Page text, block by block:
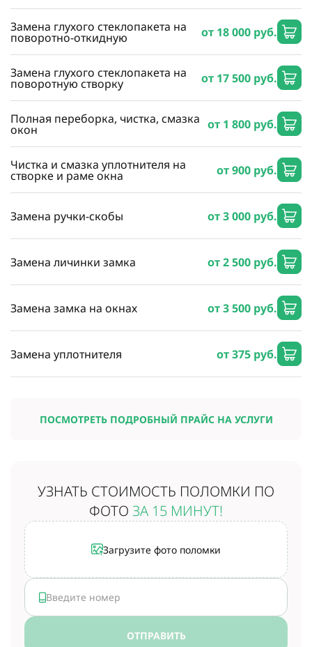
Замена глухого стеклопакета на
поворотно-откидную от 18 000 руб.
Замена глухого стеклопакета на
поворотную створку от 17 500 руб.
Полная переборка, чистка, смазка
окон от 1 800 руб.
Чистка и смазка уплотнителя на
створке и раме окна от 900 руб.
Замена ручки-скобы от 3 000 руб.
Замена личинки замка от 2 500 руб.
Замена замка на окнах от 3 500 руб.
Замена уплотнителя от 375 руб.
ПОСМОТРЕТЬ ПОДРОБНЫЙ ПРАЙС НА УСЛУГИ
УЗНАТЬ СТОИМОСТЬ ПОЛОМКИ ПО
ФОТО ЗА 15 МИНУТ!
Загрузите фото поломки
ОТПРАВИТЬ